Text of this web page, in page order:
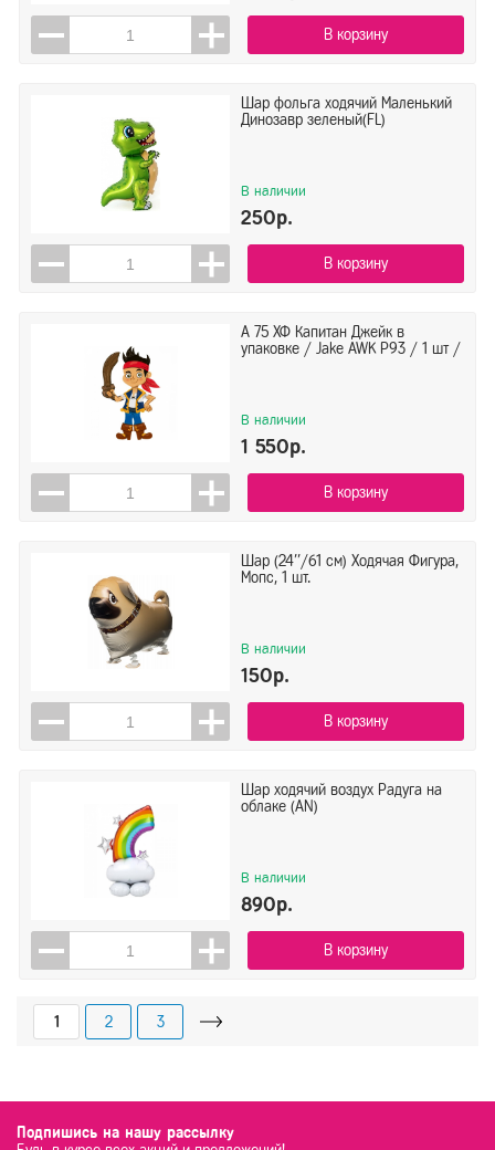
В корзину
Шар фольга ходячий Маленький
Динозавр зеленый(FL)
В наличии
250р.
В корзину
A 75 ХФ Капитан Джейк в
упаковке / Jake AWK P93 / 1 шт /
В наличии
1 550р.
В корзину
Шар (24''/61 см) Ходячая Фигура,
Мопс, 1 шт.
В наличии
150р.
В корзину
Шар ходячий воздух Радуга на
облаке (AN)
В наличии
890р.
В корзину
1 2 3
Подпишись на нашу рассылку